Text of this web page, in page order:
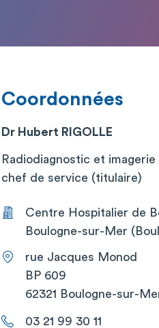
Coordonnées
Dr Hubert RIGOLLE
Radiodiagnostic et imagerie
chef de service (titulaire)
Centre Hospitalier de
Boulogne-sur-Mer
rue Jacques Monod
BP 609
62321 Boulogne-sur-
03 21 99 30 11